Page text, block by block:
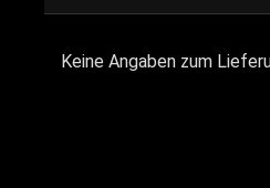
Keine Angaben zum